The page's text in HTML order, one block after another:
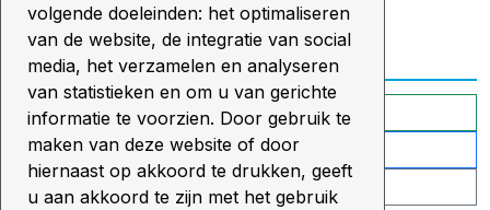
volgende doeleinden: het optimaliseren
van de website, de integratie van social
media, het verzamelen en analyseren
van statistieken en om u van gerichte
informatie te voorzien. Door gebruik te
maken van deze website of door
hiernaast op akkoord te drukken, geeft
u aan akkoord te zijn met het gebruik
Legvoorwaarden
INFORMATIE AANVRAGEN
WhatsApp
Vraag informatie/offerte aan
0528 - 287 007